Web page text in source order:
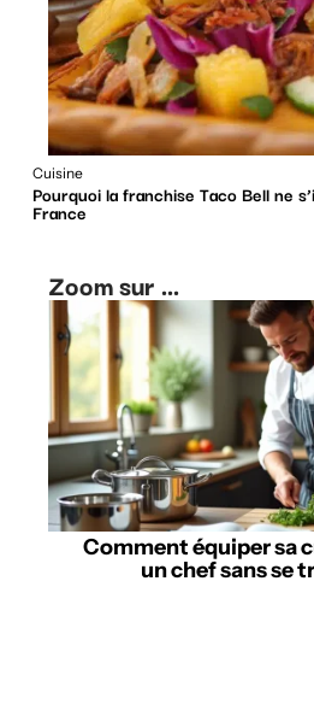
Cuisine
Pourquoi la franchise Taco Bell ne
France
Zoom sur ...
Comment équiper sa
un chef sans se